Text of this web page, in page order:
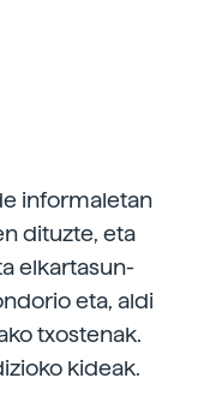
informaletan
dituzte, eta
elkartasun-
eta, aldi
txostenak.
kideak.